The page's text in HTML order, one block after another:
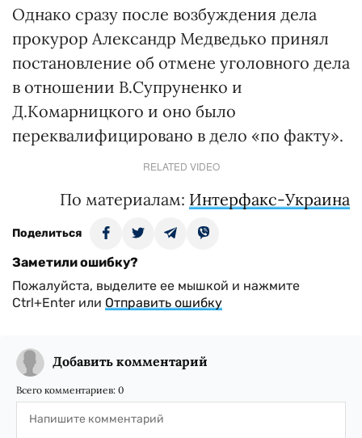
Однако сразу после возбуждения дела
прокурор Александр Медведько принял
постановление об отмене уголовного дела
в отношении В.Супруненко и
Д.Комарницкого и оно было
переквалифицировано в дело «по факту».
RELATED VIDEO
По материалам: Интерфакс-Украина
Поделиться
Заметили ошибку?
Пожалуйста, выделите ее мышкой и нажмите
Ctrl+Enter или Отправить ошибку
Добавить комментарий
Всего комментариев: 0